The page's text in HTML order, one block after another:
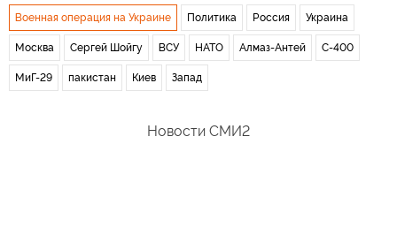
Военная операция на Украине Политика Россия Украина
Москва Сергей Шойгу ВСУ НАТО Алмаз-Антей С-400
МиГ-29 пакистан Киев Запад
Новости СМИ2